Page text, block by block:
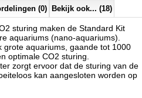
Aquariumonderdelen.nl 2026-08-15
(0) Bekijk ook... (18)
sturing maken de Standard Kit
aquariums (nano-aquariums).
grote aquariums, gaande tot 1000
optimale CO2 sturing.
zorgt ervoor dat de sturing van de
kan aangesloten worden op